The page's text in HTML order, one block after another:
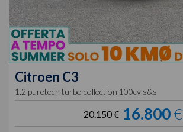
Citroen C3
1.2 puretech turbo collection 100cv s&s
20.150 € 16.800€